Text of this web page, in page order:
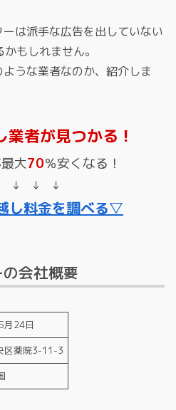
は派手な広告を出していない
もしれません。
うな業者なのか、紹介しま
業者が見つかる！
大70％安くなる！
↓ ↓ ↓
し料金を調べる▽
会社概要
月24日
区薬院3-11-3